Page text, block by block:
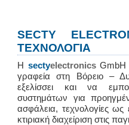
SECTY
ΤΕΧΝΟΛΟΓΙΑ
Η sectyelectronicsGmbH
γραφεία στη Βόρειο –
εξελίσσει και να
συστημάτων για
ασφάλεια, τεχνολογίες
κτιριακή διαχείριση στις